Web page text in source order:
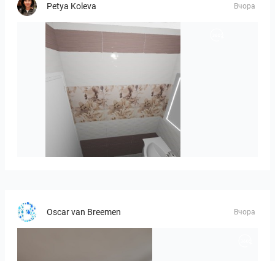
Petya Koleva Вчора
viola_brown-01
Oscar van Breemen Вчора